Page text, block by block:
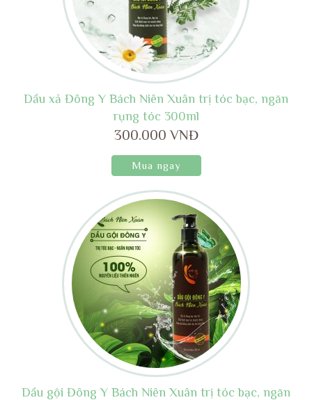
Dầu xả Đông Y Bách Niên Xuân trị tóc bạc, ngăn
rụng tóc 300ml
300.000 VNĐ
Mua ngay
Dầu gội Đông Y Bách Niên Xuân trị tóc bạc, ngăn